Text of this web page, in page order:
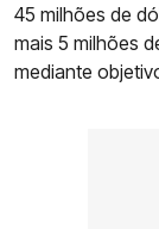
45 milhões de
mais 5 milhões
mediante